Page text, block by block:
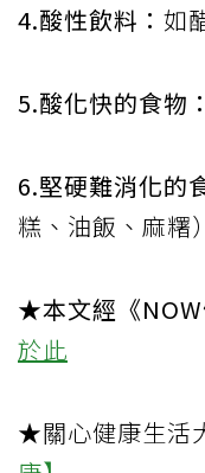
4.酸性飲料： 如
5.酸化快的食物：
6.堅硬難消化的
糕、油飯、麻糬
★本文經《NOW
於此
★關心健康生活